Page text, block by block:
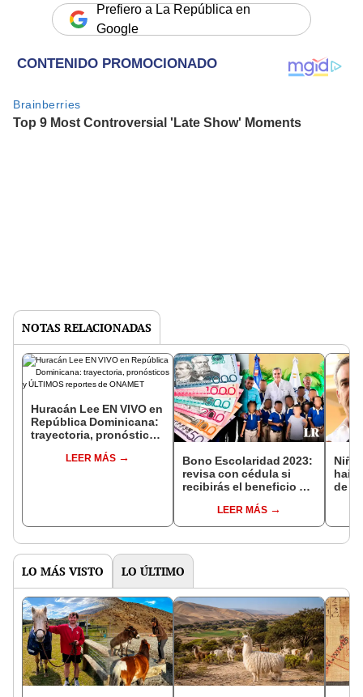
Prefiero a La República en
Google
NOTAS RELACIONADAS
Huracán Lee EN VIVO en
República Dominicana:
trayectoria, pronósticos
ONAMETLEER MÁS
Bono Escolaridad 2023:
revisa con cédula si
recibirás el beneficio y
LEER MÁS
de
LO MÁS VISTO LO ÚLTIMO